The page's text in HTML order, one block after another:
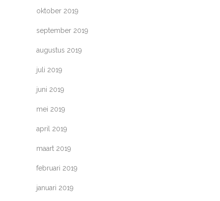
oktober 2019
september 2019
augustus 2019
juli 2019
juni 2019
mei 2019
april 2019
maart 2019
februari 2019
januari 2019